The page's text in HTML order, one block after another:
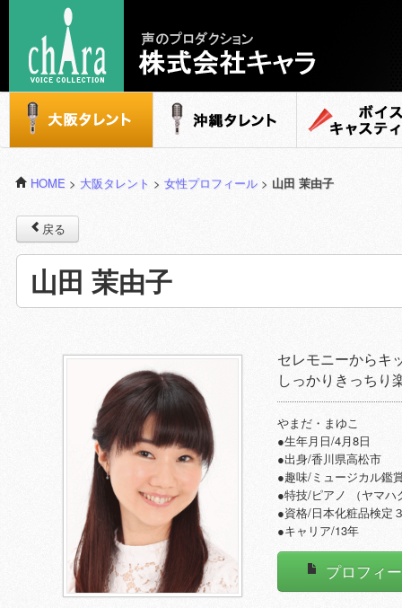
声のプロダクション - 株式会社キャラ
大阪タレント 沖縄タレント ボイスキャステ
HOME > 大阪タレント > 女性プロフィール > 山田 茉由子
戻る
山田 茉由子
セレモニーからキ
しっかりきっちり
やまだ・まゆこ
●生年月日/4月8日
●出身/香川県高松市
●趣味/ミュージカル鑑
●特技/ピアノ （ヤマハ
●資格/日本化粧品検定
●キャリア/13年
プロフィ